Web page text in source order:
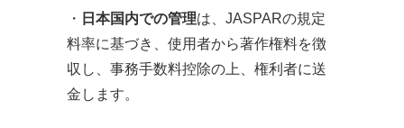
・ 日本国内での管理は、JASPARの規定
料率に基づき、使用者から著作権料を徴
収し、事務手数料控除の上、権利者に送
金します。